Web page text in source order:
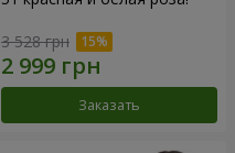
3 528 грн
Заказать